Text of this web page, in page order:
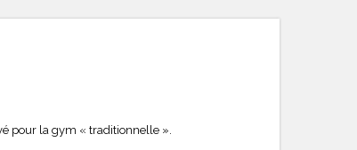
pour la gym « traditionnelle ».